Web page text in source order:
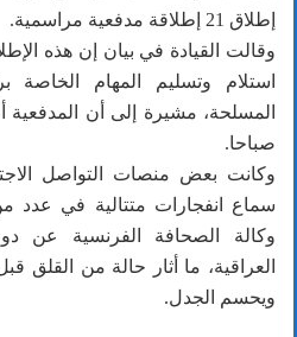
إطلاق 21 إطلاقة مدفعية مراسمية.
وقالت القيادة في بيان إن هذه
استلام وتسليم المهام الخاصة
المسلحة، مشيرة إلى أن
صباحا.
وكانت بعض منصات التواصل
سماع انفجارات متتالية في عدد
وكالة الصحافة الفرنسية عن
العراقية، ما أثار حالة من القلق
ويحسم الجدل.